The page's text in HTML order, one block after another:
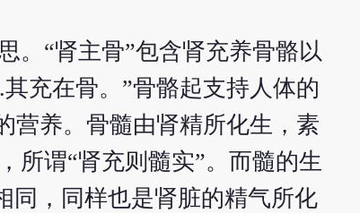
。“肾主骨”包含肾充养骨骼以
充在骨。”骨骼起支持人体的
营养。骨髓由肾精所化生，素
所谓“肾充则髓实”。而髓的生
同，同样也是肾脏的精气所化